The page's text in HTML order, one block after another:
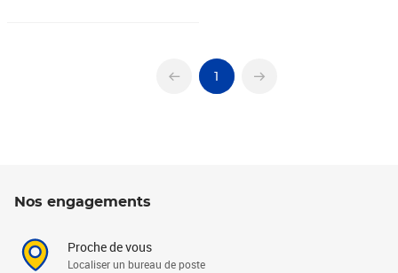
1
Nos engagements
Proche de vous
Localiser un bureau de poste